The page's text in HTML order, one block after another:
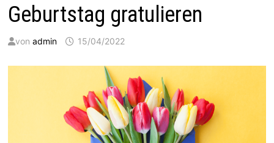
Geburtstag gratulieren
von admin 15/04/2022